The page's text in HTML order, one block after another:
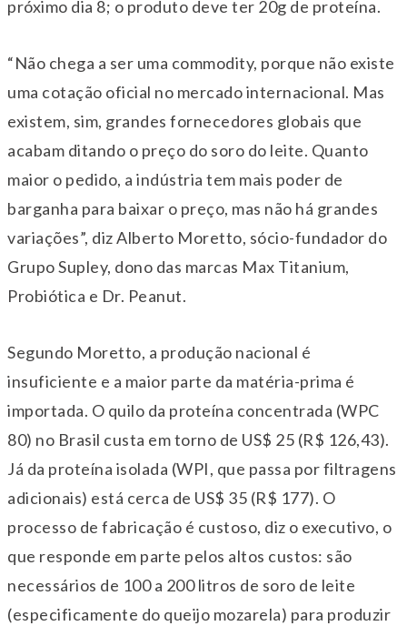
próximo dia 8; o produto deve ter 20g de proteína.
“Não chega a ser uma commodity, porque não existe
uma cotação oficial no mercado internacional. Mas
existem, sim, grandes fornecedores globais que
acabam ditando o preço do soro do leite. Quanto
maior o pedido, a indústria tem mais poder de
barganha para baixar o preço, mas não há grandes
variações”, diz Alberto Moretto, sócio-fundador do
Grupo Supley, dono das marcas Max Titanium,
Probiótica e Dr. Peanut.
Segundo Moretto, a produção nacional é
insuficiente e a maior parte da matéria-prima é
importada. O quilo da proteína concentrada (WPC
80) no Brasil custa em torno de US$ 25 (R$ 126,43).
Já da proteína isolada (WPI, que passa por filtragens
adicionais) está cerca de US$ 35 (R$ 177). O
processo de fabricação é custoso, diz o executivo, o
que responde em parte pelos altos custos: são
necessários de 100 a 200 litros de soro de leite
(especificamente do queijo mozarela) para produzir